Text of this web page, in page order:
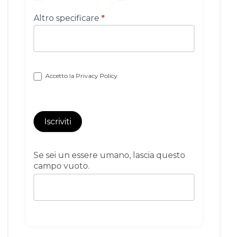
Altro specificare *
Accetto la Privacy Policy
Iscriviti
Se sei un essere umano, lascia questo
campo vuoto.